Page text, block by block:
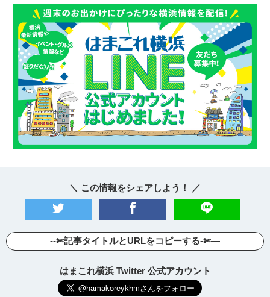
＼ この情報をシェアしよう！ ／
--✄記事タイトルとURLをコピーする-✄—
はまこれ横浜 Twitter 公式アカウント